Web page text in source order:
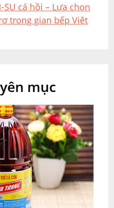
cá hồi – Lựa chọn
trong gian bếp Việt
mục